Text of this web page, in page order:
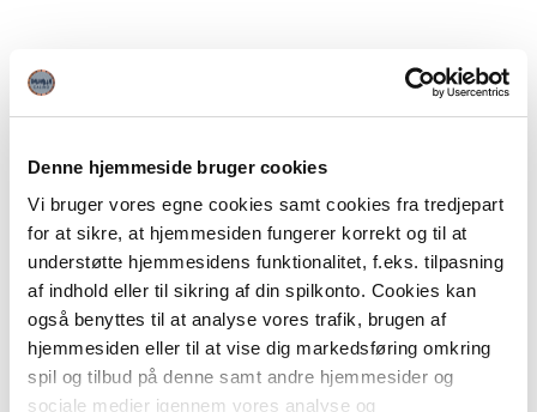
Denne hjemmeside bruger cookies
Vi bruger vores egne cookies samt cookies fra tredjepart
for at sikre, at hjemmesiden fungerer korrekt og til at
understøtte hjemmesidens funktionalitet, f.eks. tilpasning
af indhold eller til sikring af din spilkonto. Cookies kan
også benyttes til at analyse vores trafik, brugen af
hjemmesiden eller til at vise dig markedsføring omkring
spil og tilbud på denne samt andre hjemmesider og
sociale medier igennem vores analyse og